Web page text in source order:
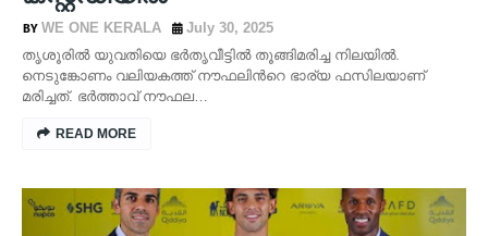
WE ONE KERALA
July 30, 2025
തൃശൂരിൽ യുവതിയെ ഭർതൃവീട്ടിൽ തൂങ്ങിമരിച്ച നിലയിൽ.
നെടുങ്കോണം വലിയകത്ത് നൗഫലിൻറെ ഭാര്യ ഫസിലയാണ്
മരിച്ചത്. ഭർത്താവ് നൗഫല…
READ MORE